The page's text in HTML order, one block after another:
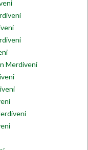
Merdiveni